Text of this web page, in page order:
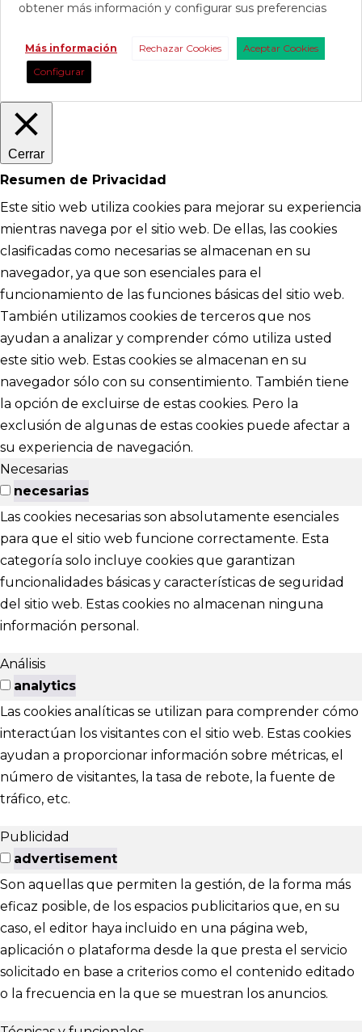
obtener más información y configurar sus preferencias
Más información Rechazar Cookies
Aceptar Cookies
Configurar
Cerrar
Resumen de Privacidad
Este sitio web utiliza cookies para mejorar su experiencia
mientras navega por el sitio web. De ellas, las cookies
clasificadas como necesarias se almacenan en su
navegador, ya que son esenciales para el
funcionamiento de las funciones básicas del sitio web.
También utilizamos cookies de terceros que nos
ayudan a analizar y comprender cómo utiliza usted
este sitio web. Estas cookies se almacenan en su
navegador sólo con su consentimiento. También tiene
la opción de excluirse de estas cookies. Pero la
exclusión de algunas de estas cookies puede afectar a
su experiencia de navegación.
Necesarias
necesarias
Las cookies necesarias son absolutamente esenciales
para que el sitio web funcione correctamente. Esta
categoría solo incluye cookies que garantizan
funcionalidades básicas y características de seguridad
del sitio web. Estas cookies no almacenan ninguna
información personal.
Análisis
analytics
Las cookies analíticas se utilizan para comprender cómo
interactúan los visitantes con el sitio web. Estas cookies
ayudan a proporcionar información sobre métricas, el
número de visitantes, la tasa de rebote, la fuente de
tráfico, etc.
Publicidad
advertisement
Son aquellas que permiten la gestión, de la forma más
eficaz posible, de los espacios publicitarios que, en su
caso, el editor haya incluido en una página web,
aplicación o plataforma desde la que presta el servicio
solicitado en base a criterios como el contenido editado
o la frecuencia en la que se muestran los anuncios.